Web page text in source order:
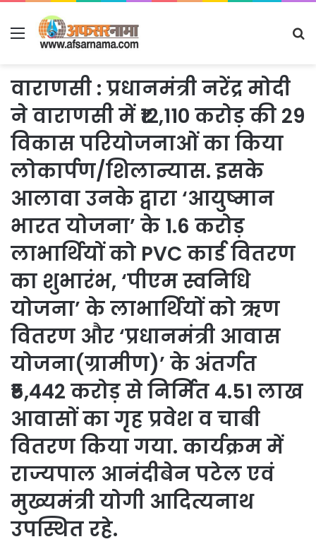
Menu
वाराणसी : प्रधानमंत्री नरेंद्र मोदी
ने वाराणसी में ₹12,110 करोड़ की 29
विकास परियोजनाओं का किया
लोकार्पण/शिलान्यास. इसके
आलावा उनके द्वारा ‘आयुष्मान
भारत योजना’ के 1.6 करोड़
लाभार्थियों को PVC कार्ड वितरण
का शुभारंभ, ‘पीएम स्वनिधि
योजना’ के लाभार्थियों को ऋण
वितरण और ‘प्रधानमंत्री आवास
योजना(ग्रामीण)’ के अंतर्गत
₹5,442 करोड़ से निर्मित 4.51 लाख
आवासों का गृह प्रवेश व चाबी
वितरण किया गया. कार्यक्रम में
राज्यपाल आनंदीबेन पटेल एवं
मुख्यमंत्री योगी आदित्यनाथ
उपस्थित रहे.